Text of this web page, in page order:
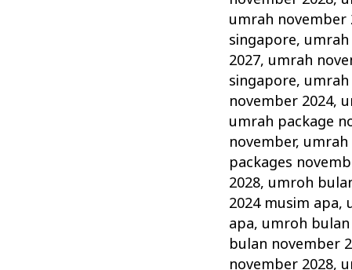
umrah november
singapore, umrah
2027, umrah
singapore,
november 2024,
umrah package
november, umrah
packages
2028, umroh
2024 musim apa,
apa, umroh
bulan november
november 2028,